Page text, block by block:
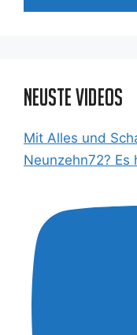
Neuste Videos
Mit Alles und
Neunzehn72?